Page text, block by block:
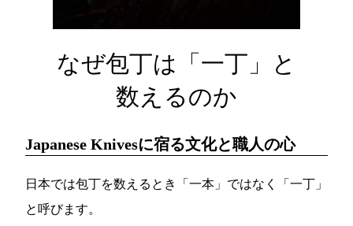
なぜ包丁は「一丁」と
数えるのか
Japanese Knivesに宿る文化と職人の心
日本では包丁を数えるとき「一本」ではなく「一丁」
と呼びます。